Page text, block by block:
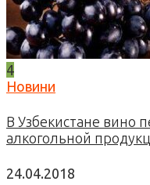
4
Новини
В Узбекистане вино
алкогольной
24.04.2018